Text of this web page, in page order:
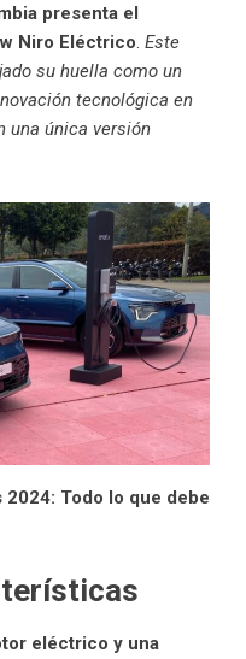
presenta el
Niro Eléctrico Este
su huella como un
tecnológica en
una única versión
2024: Todo lo que debe
eléctrico y una